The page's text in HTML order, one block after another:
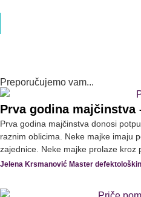
Preporučujemo vam...
Prva godina majčinstva
Prva godina majčinstva donosi
raznim oblicima. Neke majke imaju
zajednice. Neke majke prolaze kroz
Jelena Krsmanović Master